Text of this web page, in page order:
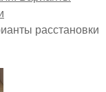
расстановки